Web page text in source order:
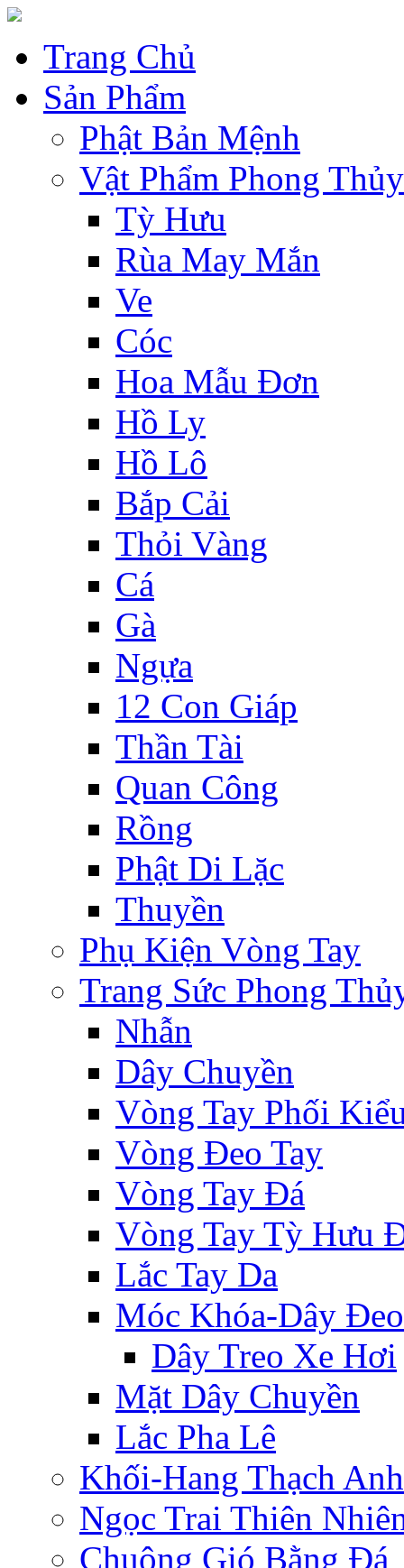
Trang Chủ
Sản Phẩm
Phật Bản Mệnh
Vật Phẩm Phong Thủy
Tỳ Hưu
Rùa May Mắn
Ve
Cóc
Hoa Mẫu Đơn
Hồ Ly
Hồ Lô
Bắp Cải
Thỏi Vàng
Cá
Gà
Ngựa
12 Con Giáp
Thần Tài
Quan Công
Rồng
Phật Di Lặc
Thuyền
Phụ Kiện Vòng Tay
Trang Sức Phong
Nhẫn
Dây Chuyền
Vòng Tay Phối
Vòng Đeo Tay
Vòng Tay Đá
Vòng Tay Tỳ Hưu
Lắc Tay Da
Móc Khóa-Dây Đeo
Dây Treo Xe Hơi
Mặt Dây Chuyền
Lắc Pha Lê
Khối-Hang Thạch Anh
Ngọc Trai Thiên
Chuông Gió Bằng Đá